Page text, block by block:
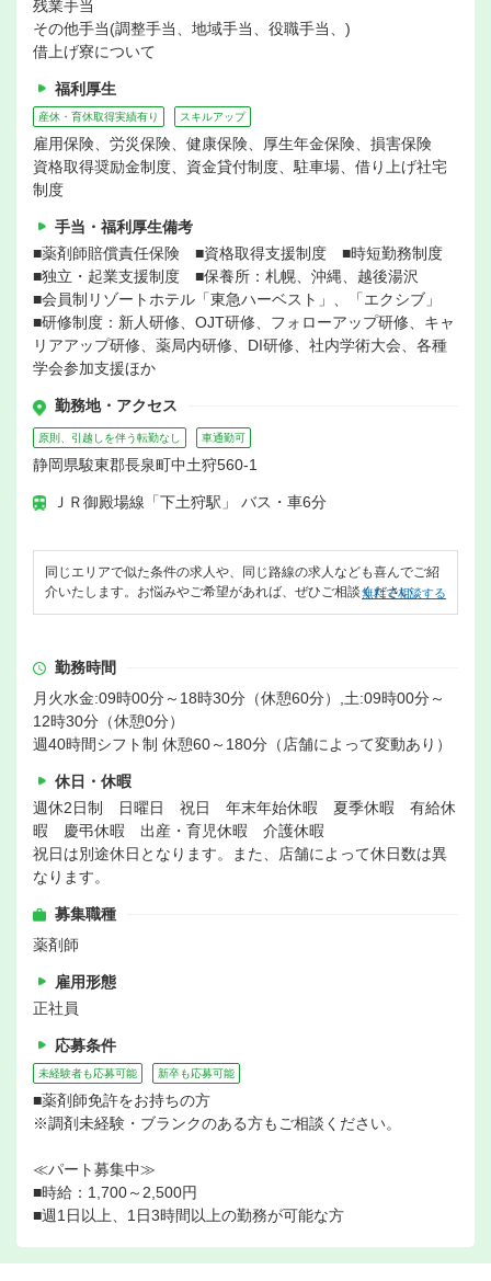
残業手当
その他手当(調整手当、地域手当、役職手当、)
借上げ寮について
福利厚生
産休・育休取得実績有り スキルアップ
雇用保険、労災保険、健康保険、厚生年金保険、損害保険
資格取得奨励金制度、資金貸付制度、駐車場、借り上げ社宅
制度
手当・福利厚生備考
■薬剤師賠償責任保険 ■資格取得支援制度 ■時短勤務制度
■独立・起業支援制度 ■保養所：札幌、沖縄、越後湯沢
■会員制リゾートホテル「東急ハーベスト」、「エクシブ」
■研修制度：新人研修、OJT研修、フォローアップ研修、キャ
リアアップ研修、薬局内研修、DI研修、社内学術大会、各種
学会参加支援ほか
勤務地・アクセス
原則、引越しを伴う転勤なし 車通勤可
静岡県駿東郡長泉町中土狩560-1
ＪＲ御殿場線「下土狩駅」 バス・車6分
同じエリアで似た条件の求人や、同じ路線の求人なども喜んでご紹
介いたします。お悩みやご希望があれば、ぜひご相談ください。
無料で相談する
勤務時間
月火水金:09時00分～18時30分（休憩60分）,土:09時00分～
12時30分（休憩0分）
週40時間シフト制 休憩60～180分（店舗によって変動あり）
休日・休暇
週休2日制 日曜日 祝日 年末年始休暇 夏季休暇 有給休
暇 慶弔休暇 出産・育児休暇 介護休暇
祝日は別途休日となります。また、店舗によって休日数は異
なります。
募集職種
薬剤師
雇用形態
正社員
応募条件
未経験者も応募可能 新卒も応募可能
■薬剤師免許をお持ちの方
※調剤未経験・ブランクのある方もご相談ください。
≪パート募集中≫
■時給：1,700～2,500円
■週1日以上、1日3時間以上の勤務が可能な方